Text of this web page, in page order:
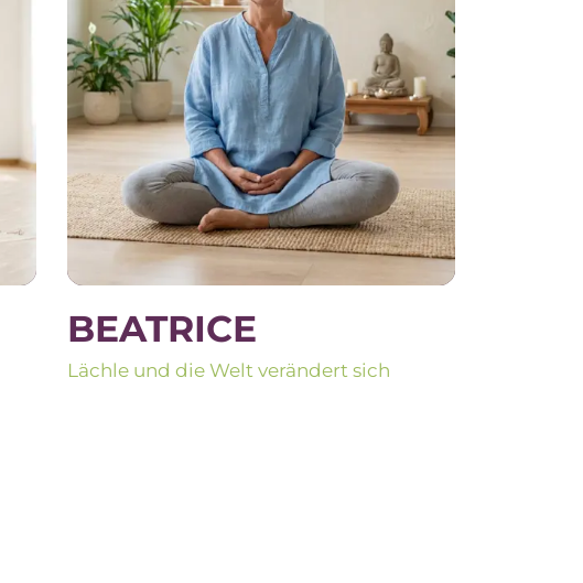
BEATRICE
Lächle und die Welt verändert sich